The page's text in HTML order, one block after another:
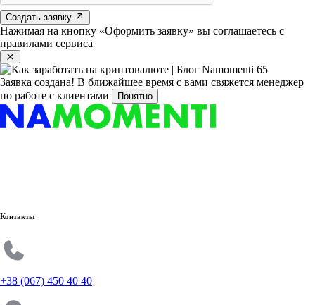
Создать заявку
Нажимая на кнопку «Оформить заявку» вы соглашаетесь с
правилами сервиса
Заявка создана! В ближайшее время с вами свяжется менеджер
по работе с клиентами
Понятно
Контакты
+38 (067) 450 40 40